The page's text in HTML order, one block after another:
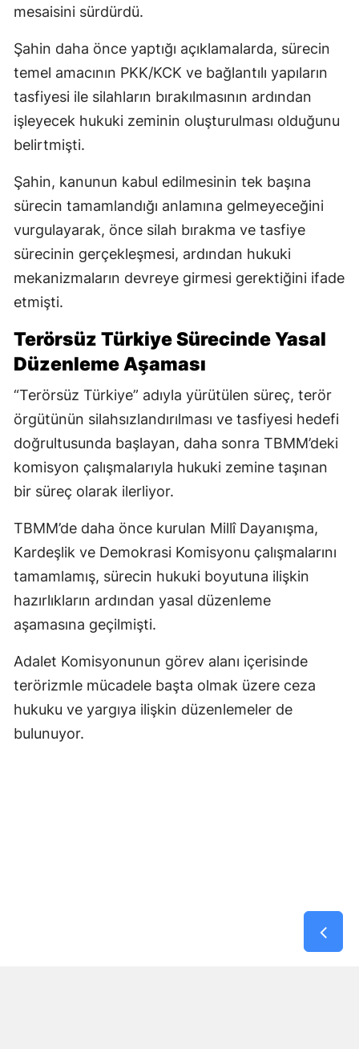
mesaisini sürdürdü.
Şahin daha önce yaptığı açıklamalarda, sürecin
temel amacının PKK/KCK ve bağlantılı yapıların
tasfiyesi ile silahların bırakılmasının ardından
işleyecek hukuki zeminin oluşturulması olduğunu
belirtmişti.
Şahin, kanunun kabul edilmesinin tek başına
sürecin tamamlandığı anlamına gelmeyeceğini
vurgulayarak, önce silah bırakma ve tasfiye
sürecinin gerçekleşmesi, ardından hukuki
mekanizmaların devreye girmesi gerektiğini ifade
etmişti.
Terörsüz Türkiye Sürecinde Yasal
Düzenleme Aşaması
“Terörsüz Türkiye” adıyla yürütülen süreç, terör
örgütünün silahsızlandırılması ve tasfiyesi hedefi
doğrultusunda başlayan, daha sonra TBMM’deki
komisyon çalışmalarıyla hukuki zemine taşınan
bir süreç olarak ilerliyor.
TBMM’de daha önce kurulan Millî Dayanışma,
Kardeşlik ve Demokrasi Komisyonu çalışmalarını
tamamlamış, sürecin hukuki boyutuna ilişkin
hazırlıkların ardından yasal düzenleme
aşamasına geçilmişti.
Adalet Komisyonunun görev alanı içerisinde
terörizmle mücadele başta olmak üzere ceza
hukuku ve yargıya ilişkin düzenlemeler de
bulunuyor.